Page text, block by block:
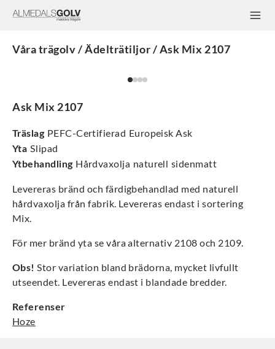
Våra trägolv / Ädelträtiljor / Ask Mix 2107
Ask Mix 2107
TräslagPEFC-Certifierad Europeisk Ask
Yta Slipad
YtbehandlingHårdvaxolja naturell sidenmatt
Levereras bränd och färdigbehandlad med naturell
hårdvaxolja från fabrik. Levereras endast i sortering
Mix.
För mer bränd yta se våra alternativ 2108 och 2109.
Obs! Stor variation bland brädorna, mycket livfullt
utseendet. Levereras endast i blandade bredder.
Referenser
Hoze